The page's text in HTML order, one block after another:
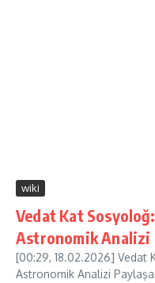
wiki
Vedat Kat
Astronomik Analizi
[00:29, 18.02.2026] Vedat
Astronomik Analizi